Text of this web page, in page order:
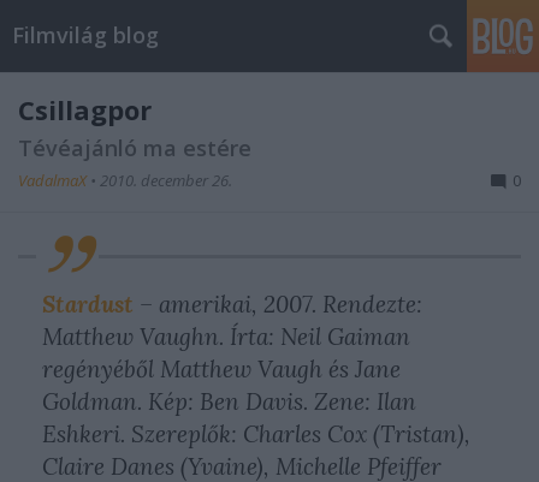
Filmvilág blog
Csillagpor
Tévéajánló ma estére
VadalmaX • 2010. december 26. 0
Stardust – amerikai, 2007. Rendezte:
Matthew Vaughn. Írta: Neil Gaiman
regényéből Matthew Vaugh és Jane
Goldman. Kép: Ben Davis. Zene: Ilan
Eshkeri. Szereplők: Charles Cox (Tristan),
Claire Danes (Yvaine), Michelle Pfeiffer